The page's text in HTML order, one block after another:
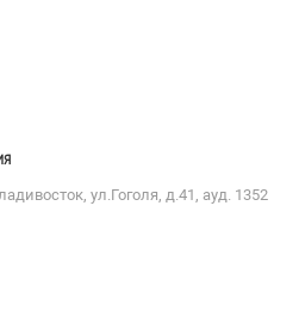
ул.Гоголя, д.41, ауд. 1352